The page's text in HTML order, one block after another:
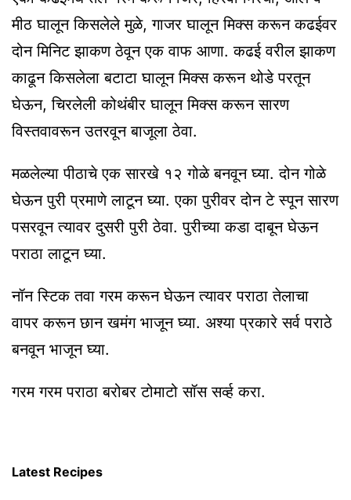
मीठ घालून किसलेले मुळे, गाजर घालून मिक्स करून कढईवर
दोन मिनिट झाकण ठेवून एक वाफ आणा. कढई वरील झाकण
काढून किसलेला बटाटा घालून मिक्स करून थोडे परतून
घेऊन, चिरलेली कोथंबीर घालून मिक्स करून सारण
विस्तवावरून उतरवून बाजूला ठेवा.
मळलेल्या पीठाचे एक सारखे १२ गोळे बनवून घ्या. दोन गोळे
घेऊन पुरी प्रमाणे लाटून घ्या. एका पुरीवर दोन टे स्पून सारण
पसरवून त्यावर दुसरी पुरी ठेवा. पुरीच्या कडा दाबून घेऊन
पराठा लाटून घ्या.
नॉन स्टिक तवा गरम करून घेऊन त्यावर पराठा तेलाचा
वापर करून छान खमंग भाजून घ्या. अश्या प्रकारे सर्व पराठे
बनवून भाजून घ्या.
गरम गरम पराठा बरोबर टोमाटो सॉस सर्व्ह करा.
Latest Recipes